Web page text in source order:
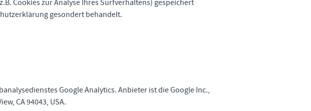
Cookies zur Analyse Ihres Surfverhaltens) gespeichert
gesondert behandelt.
Google Analytics. Anbieter ist die Google Inc.,
CA 94043, USA.